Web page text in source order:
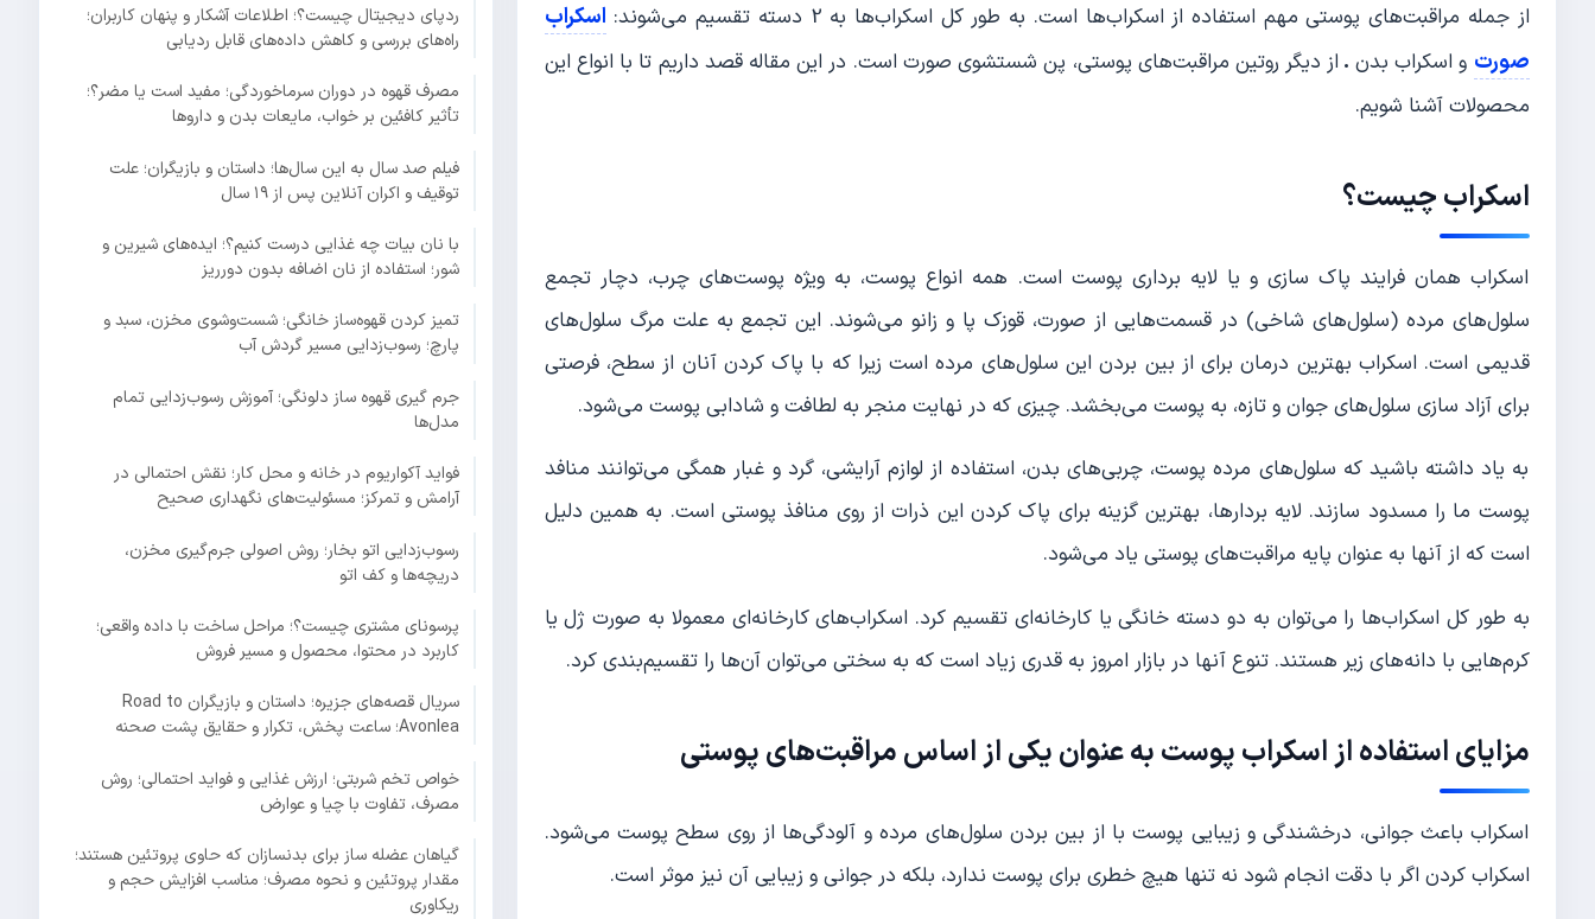
از جمله مراقبت‌های پوستی مهم استفاده از اسکراب‌ها است. به طور کل اسکراب‌ها به 2 دسته تقسیم می‌شوند:
اسکراب
صورت و اسکراب بدن . از دیگر روتین مراقبت‌های پوستی، پن شستشوی صورت است. در این مقاله قصد داریم تا با انواع این
محصولات آشنا شویم.
اسکراب چیست؟
اسکراب همان فرایند پاک سازی و یا لایه برداری پوست است. همه انواع پوست، به ویژه پوست‌های چرب، دچار تجمع
سلول‌های مرده (سلول‌های شاخی) در قسمت‌هایی از صورت، قوزک پا و زانو می‌شوند. این تجمع به علت مرگ سلول‌های
قدیمی است. اسکراب بهترین درمان برای از بین بردن این سلول‌های مرده است زیرا که با پاک کردن آنان از سطح، فرصتی
برای آزاد سازی سلول‌های جوان و تازه، به پوست می‌بخشد. چیزی که در نهایت منجر به لطافت و شادابی پوست می‌شود.
به یاد داشته باشید که سلول‌های مرده پوست، چربی‌های بدن، استفاده از لوازم آرایشی، گرد و غبار همگی می‌توانند منافد
پوست ما را مسدود سازند. لایه بردارها، بهترین گزینه برای پاک کردن این ذرات از روی منافذ پوستی است. به همین دلیل
است که از آنها به عنوان پایه مراقبت‌های پوستی یاد می‌شود.
به طور کل اسکراب‌ها را می‌توان به دو دسته خانگی یا کارخانه‌ای تقسیم کرد. اسکراب‌های کارخانه‌ای معمولا به صورت ژل یا
کرم‌هایی با دانه‌های زیر هستند. تنوع آنها در بازار امروز به قدری زیاد است که به سختی می‌توان آن‌ها را تقسیم‌بندی کرد.
مزایای استفاده از اسکراب پوست به عنوان یکی از اساس مراقبت‌های پوستی
اسکراب باعث جوانی، درخشندگی و زیبایی پوست با از بین بردن سلول‌های مرده و آلودگی‌ها از روی سطح پوست می‌شود.
اسکراب کردن اگر با دقت انجام شود نه تنها هیچ خطری برای پوست ندارد، بلکه در جوانی و زیبایی آن نیز موثر است.
ردپای دیجیتال چیست؟؛ اطلاعات آشکار و پنهان کاربران؛
راه‌های بررسی و کاهش داده‌های قابل ردیابی
مصرف قهوه در دوران سرماخوردگی؛ مفید است یا مضر؟؛
تأثیر کافئین بر خواب، مایعات بدن و داروها
فیلم صد سال به این سال‌ها؛ داستان و بازیگران؛ علت
توقیف و اکران آنلاین پس از ۱۹ سال
با نان بیات چه غذایی درست کنیم؟؛ ایده‌های شیرین و
شور؛ استفاده از نان اضافه بدون دورریز
تمیز کردن قهوه‌ساز خانگی؛ شست‌وشوی مخزن، سبد و
پارچ؛ رسوب‌زدایی مسیر گردش آب
جرم گیری قهوه ساز دلونگی؛ آموزش رسوب‌زدایی تمام
مدل‌ها
فواید آکواریوم در خانه و محل کار؛ نقش احتمالی در
آرامش و تمرکز؛ مسئولیت‌های نگهداری صحیح
رسوب‌زدایی اتو بخار؛ روش اصولی جرم‌گیری مخزن،
دریچه‌ها و کف اتو
پرسونای مشتری چیست؟؛ مراحل ساخت با داده واقعی؛
کاربرد در محتوا، محصول و مسیر فروش
سریال قصه‌های جزیره؛ داستان و بازیگران Road to
Avonlea؛ ساعت پخش، تکرار و حقایق پشت صحنه
خواص تخم شربتی؛ ارزش غذایی و فواید احتمالی؛ روش
مصرف، تفاوت با چیا و عوارض
گیاهان عضله ساز برای بدنسازان که حاوی پروتئین هستند؛
مقدار پروتئین و نحوه مصرف؛ مناسب افزایش حجم و
ریکاوری